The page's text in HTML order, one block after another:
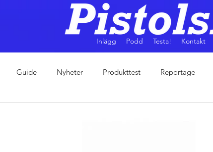
Inlägg Podd Testa! Kontakt
Guide Nyheter Produkttest Reportage